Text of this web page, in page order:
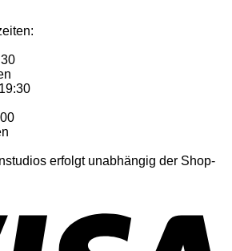
erfolgt unabhängig der Shop-